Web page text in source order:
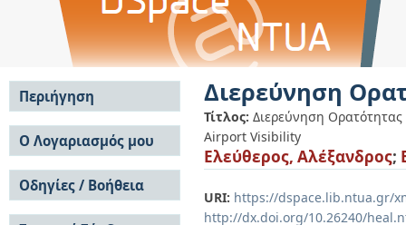
Διερεύνηση
Τίτλος: Διερεύνηση
Airport Visibility
Ελεύθερος, Αλέξανδρος;
URI: https://dspace.lib.ntua.gr/
http://dx.doi.org/10.26240/
Περιήγηση
Σε όλο το DSpace
Κοινότητες & Συλλογές
Ανά Ημερομηνία
Έκδοσης
Συγγραφείς
Ο Λογαριασμός μου
Σύνδεση
Εγγραφή
Οδηγίες / Βοήθεια
Οδηγίες Υποβολής